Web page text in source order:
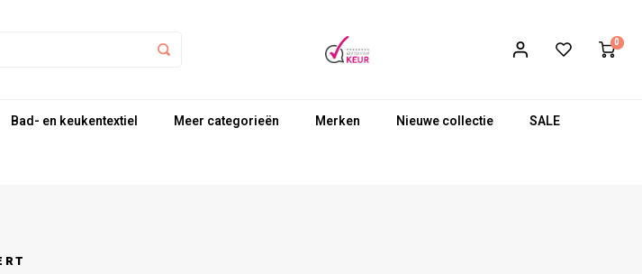
0
Bad- en keukentextiel Meer categorieën Merken Nieuwe collectie SALE